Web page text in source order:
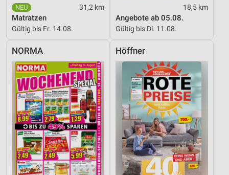
31,2 km
Matratzen
Gültig bis Fr. 14.08.
18,5 km
Angebote ab 05.08.
Gültig bis Di. 11.08.
NORMA Höffner